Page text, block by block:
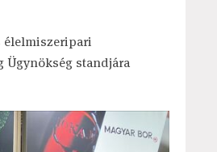
élelmiszeripari
Ügynökség standjára